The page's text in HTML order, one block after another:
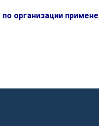
организации